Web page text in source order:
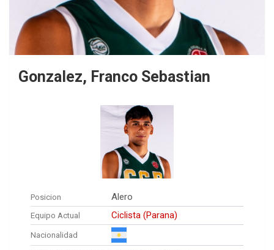
Gonzalez, Franco Sebastian
Posicion Alero
Equipo Actual Ciclista (Parana)
Nacionalidad